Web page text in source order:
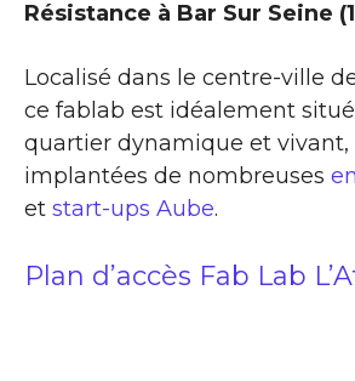
Résistance à Bar Sur Seine
Localisé dans le centre-ville
ce fablab est idéalement
quartier dynamique et vivant,
implantées de nombreuses
et start-ups Aube.
Plan d’accès Fab Lab